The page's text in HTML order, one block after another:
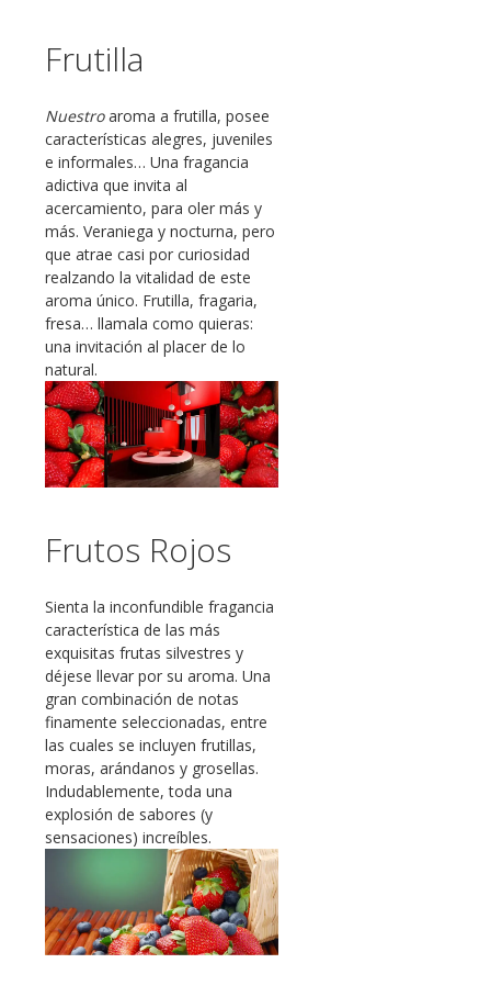
Frutilla
Nuestroaroma a frutilla, posee
características alegres, juveniles
e informales… Una fragancia
adictiva que invita al
acercamiento, para oler más y
más. Veraniega y nocturna, pero
que atrae casi por curiosidad
realzando la vitalidad de este
aroma único. Frutilla, fragaria,
fresa… llamala como quieras:
una invitación al placer de lo
natural.
Frutos Rojos
Sienta la inconfundible fragancia
característica de las más
exquisitas frutas silvestres y
déjese llevar por su aroma. Una
gran combinación de notas
finamente seleccionadas, entre
las cuales se incluyen frutillas,
moras, arándanos y grosellas.
Indudablemente, toda una
explosión de sabores (y
sensaciones) increíbles.